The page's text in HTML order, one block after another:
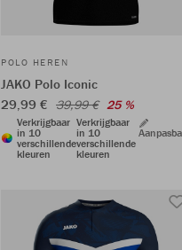
POLO HEREN
JAKO Polo Iconic
29,99 € 39,99 € 25 %
Verkrijgbaar
in 10
verschillende
kleuren
Verkrijgbaar
in 10
verschillende
kleuren